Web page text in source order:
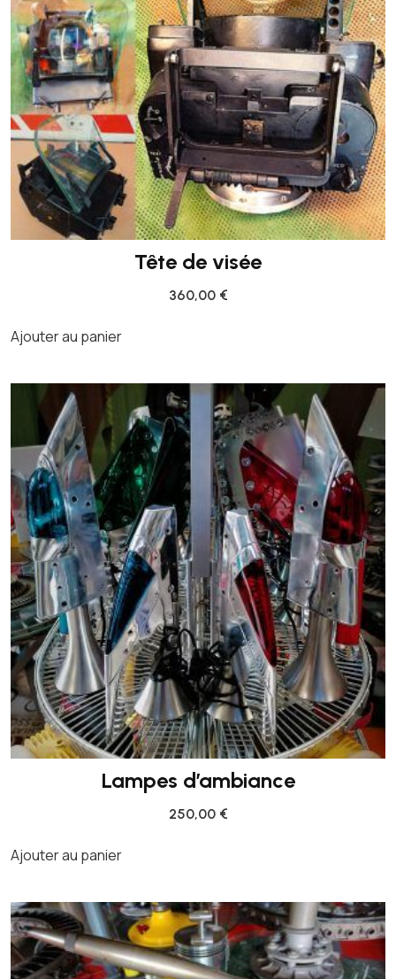
Tête de visée
360,00 €
Ajouter au panier
Lampes d’ambiance
250,00 €
Ajouter au panier